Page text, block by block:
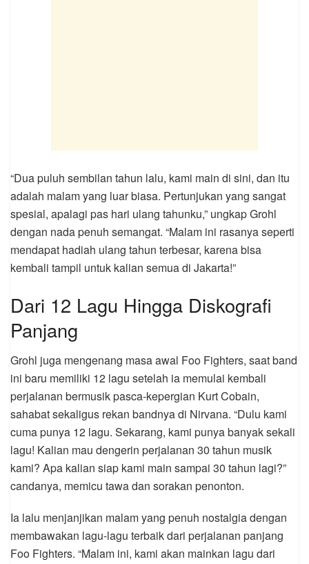
“Dua puluh sembilan tahun lalu, kami main di sini, dan itu
adalah malam yang luar biasa. Pertunjukan yang sangat
spesial, apalagi pas hari ulang tahunku,” ungkap Grohl
dengan nada penuh semangat. “Malam ini rasanya seperti
mendapat hadiah ulang tahun terbesar, karena bisa
kembali tampil untuk kalian semua di Jakarta!”
Dari 12 Lagu Hingga Diskografi
Panjang
Grohl juga mengenang masa awal Foo Fighters, saat band
ini baru memiliki 12 lagu setelah ia memulai kembali
perjalanan bermusik pasca-kepergian Kurt Cobain,
sahabat sekaligus rekan bandnya di Nirvana. “Dulu kami
cuma punya 12 lagu. Sekarang, kami punya banyak sekali
lagu! Kalian mau dengerin perjalanan 30 tahun musik
kami? Apa kalian siap kami main sampai 30 tahun lagi?”
candanya, memicu tawa dan sorakan penonton.
Ia lalu menjanjikan malam yang penuh nostalgia dengan
membawakan lagu-lagu terbaik dari perjalanan panjang
Foo Fighters. “Malam ini, kami akan mainkan lagu dari